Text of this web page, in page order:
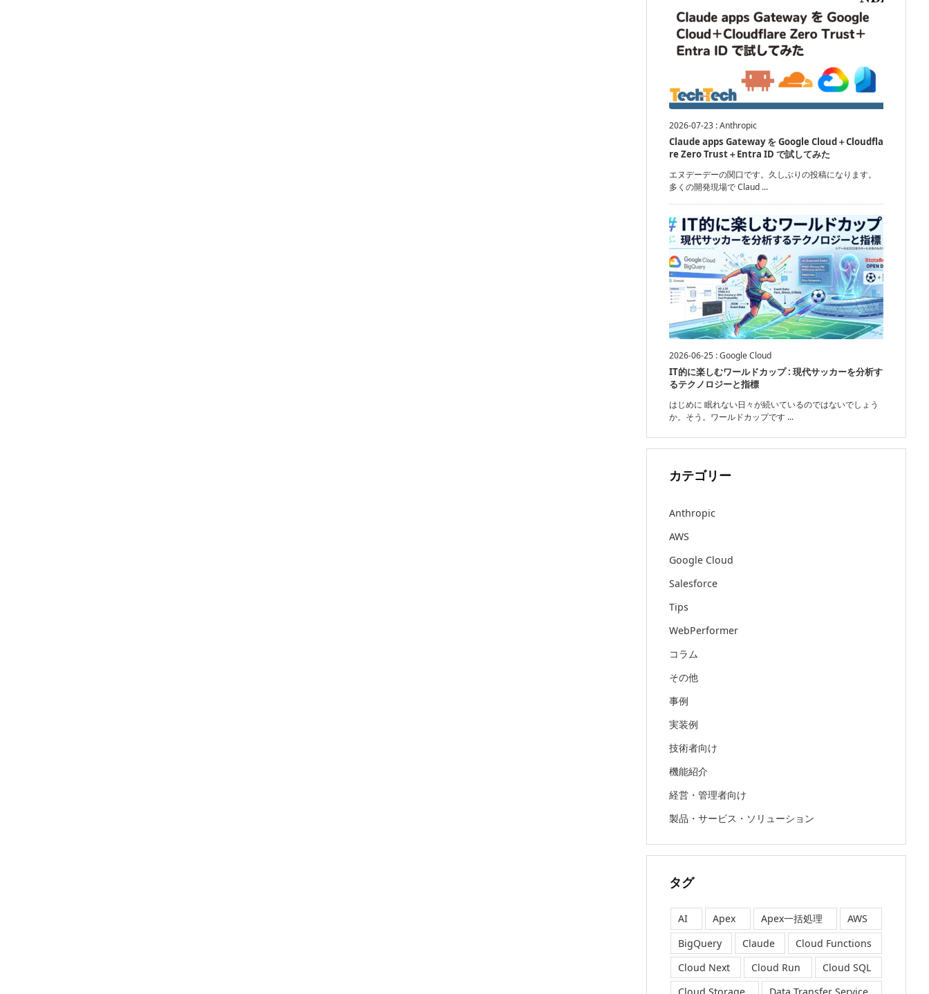
2026-07-23 :Anthropic
Claude apps Gateway を Google Cloud＋Cloudfla
re Zero Trust＋Entra ID で試してみた
エヌデーデーの関口です。久しぶりの投稿になります。
多くの開発現場で Claud ...
2026-06-25 :Google Cloud
IT的に楽しむワールドカップ : 現代サッカーを分析す
るテクノロジーと指標
はじめに 眠れない日々が続いているのではないでしょう
か。そう。ワールドカップです ...
カテゴリー
Anthropic
AWS
Google Cloud
Salesforce
Tips
WebPerformer
コラム
その他
事例
実装例
技術者向け
機能紹介
経営・管理者向け
製品・サービス・ソリューション
タグ
AI Apex Apex一括処理
AWS
BigQuery
Claude
Cloud Functions
Cloud Next
Cloud Run
Cloud SQL